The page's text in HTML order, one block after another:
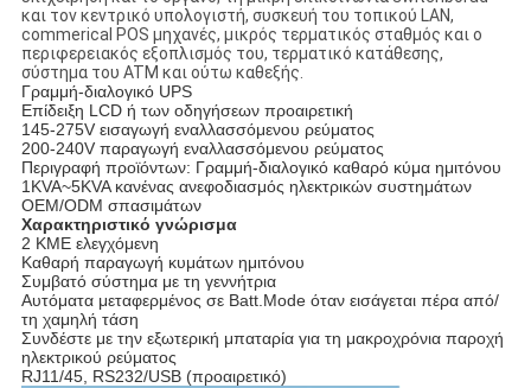
και τον κεντρικό υπολογιστή, συσκευή του τοπικού LAN,
commerical POS μηχανές, μικρός τερματικός σταθμός και ο
περιφερειακός εξοπλισμός του, τερματικό κατάθεσης,
σύστημα του ATM και ούτω καθεξής.
Γραμμή-διαλογικό UPS
Επίδειξη LCD ή των οδηγήσεων προαιρετική
145-275V εισαγωγή εναλλασσόμενου ρεύματος
200-240V παραγωγή εναλλασσόμενου ρεύματος
Περιγραφή προϊόντων: Γραμμή-διαλογικό καθαρό κύμα ημιτόνου
1KVA~5KVA κανένας ανεφοδιασμός ηλεκτρικών συστημάτων
OEM/ODM σπασιμάτων
Χαρακτηριστικό γνώρισμα
2 ΚΜΕ ελεγχόμενη
Καθαρή παραγωγή κυμάτων ημιτόνου
Συμβατό σύστημα με τη γεννήτρια
Αυτόματα μεταφερμένος σε Batt.Mode όταν εισάγεται πέρα από/
τη χαμηλή τάση
Συνδέστε με την εξωτερική μπαταρία για τη μακροχρόνια παροχή
ηλεκτρικού ρεύματος
RJ11/45, RS232/USB (προαιρετικό)